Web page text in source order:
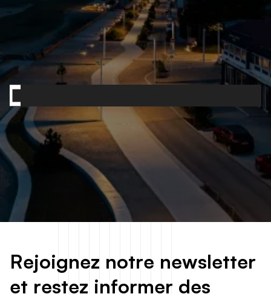
Rejoignez notre newsletter
et restez informer des